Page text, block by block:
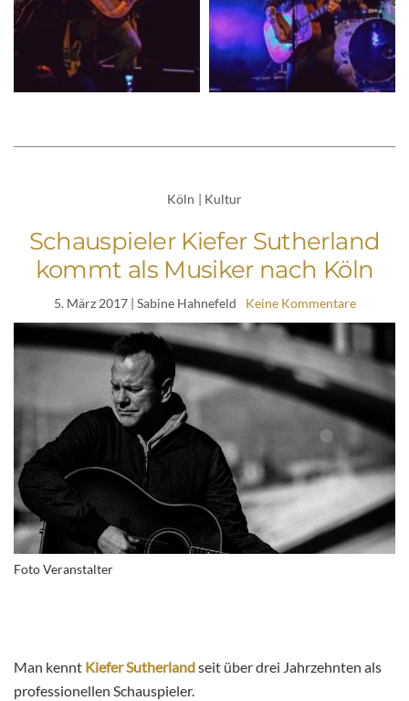
Köln | Kultur
Schauspieler Kiefer Sutherland
kommt als Musiker nach Köln
5. März 2017| Sabine Hahnefeld Keine Kommentare
Foto Veranstalter
Man kennt Kiefer Sutherlandseit über drei Jahrzehnten als
professionellen Schauspieler.